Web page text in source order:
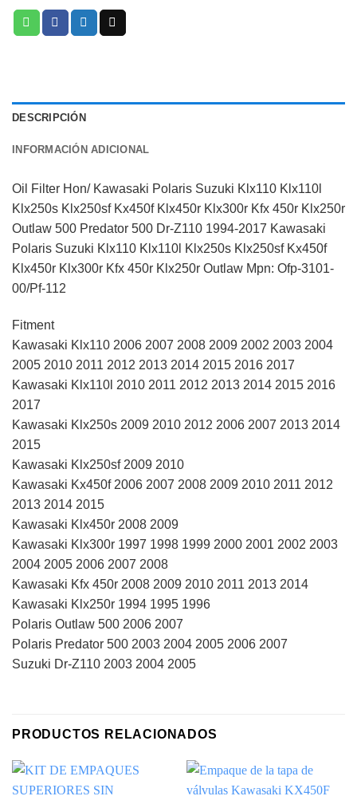
DESCRIPCIÓN
INFORMACIÓN ADICIONAL
Oil Filter Hon/ Kawasaki Polaris Suzuki Klx110 Klx110l
Klx250s Klx250sf Kx450f Klx450r Klx300r Kfx 450r Klx250r
Outlaw 500 Predator 500 Dr-Z110 1994-2017 Kawasaki
Polaris Suzuki Klx110 Klx110l Klx250s Klx250sf Kx450f
Klx450r Klx300r Kfx 450r Klx250r Outlaw Mpn: Ofp-3101-
00/Pf-112
Fitment
Kawasaki Klx110 2006 2007 2008 2009 2002 2003 2004
2005 2010 2011 2012 2013 2014 2015 2016 2017
Kawasaki Klx110l 2010 2011 2012 2013 2014 2015 2016
2017
Kawasaki Klx250s 2009 2010 2012 2006 2007 2013 2014
2015
Kawasaki Klx250sf 2009 2010
Kawasaki Kx450f 2006 2007 2008 2009 2010 2011 2012
2013 2014 2015
Kawasaki Klx450r 2008 2009
Kawasaki Klx300r 1997 1998 1999 2000 2001 2002 2003
2004 2005 2006 2007 2008
Kawasaki Kfx 450r 2008 2009 2010 2011 2013 2014
Kawasaki Klx250r 1994 1995 1996
Polaris Outlaw 500 2006 2007
Polaris Predator 500 2003 2004 2005 2006 2007
Suzuki Dr-Z110 2003 2004 2005
PRODUCTOS RELACIONADOS